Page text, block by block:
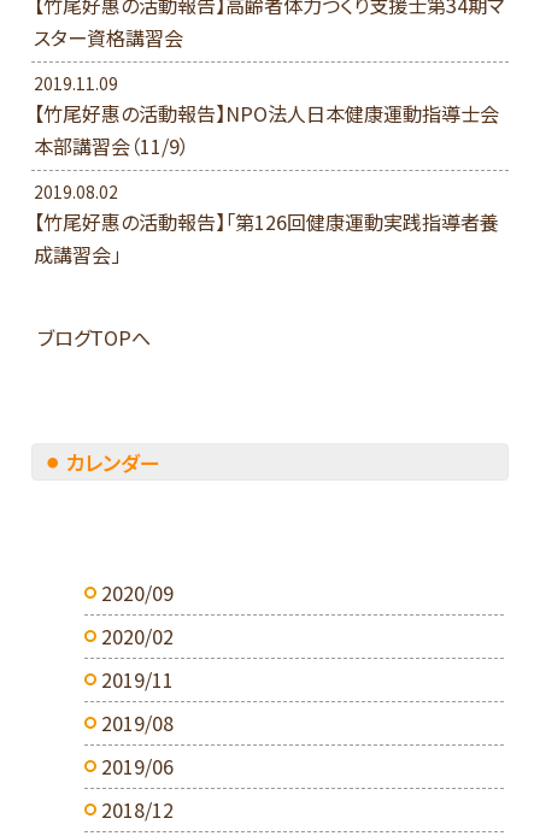
スター資格講習会
2019.11.09
【竹尾好惠の活動報告】NPO法人日本健康運動指導士会
本部講習会（11/9）
2019.08.02
【竹尾好惠の活動報告】「第126回健康運動実践指導者養
成講習会」
ブログTOPへ
カレンダー
2020/09
2020/02
2019/11
2019/08
2019/06
2018/12